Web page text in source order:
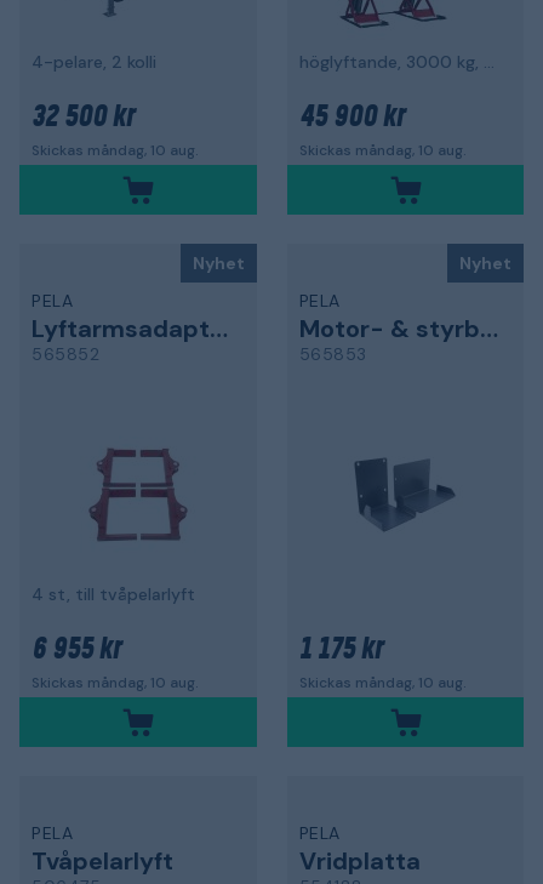
4-pelare, 2 kolli
32 500 kr
Skickas måndag, 10 aug.
höglyftande, 3000 kg, med lyftkuddar
45 900 kr
Skickas måndag, 10 aug.
Nyhet
PELA
Lyftarmsadapter
565852
4 st, till tvåpelarlyft
6 955 kr
Skickas måndag, 10 aug.
Nyhet
PELA
Motor- & styrboxfäste
565853
1 175 kr
Skickas måndag, 10 aug.
PELA
Tvåpelarlyft
PELA
Vridplatta